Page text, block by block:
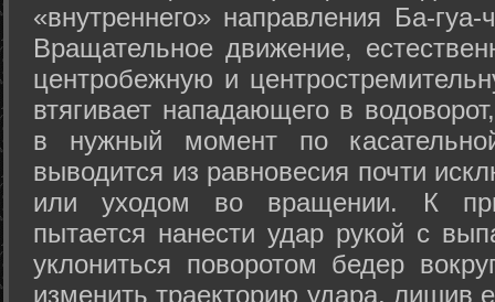
«внутреннего» направления Ба-
Вращательное движение,
центробежную и
втягивает нападающего в
в нужный момент по
выводится из равновесия почти
или уходом во вращении. К
пытается нанести удар рукой с
уклониться поворотом бедер
изменить траекторию удара, лишив